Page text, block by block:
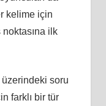
kelime için
ilk
soru
farklı bir tür